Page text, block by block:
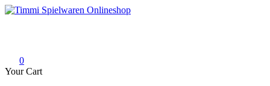
Skip
0
Your Cart